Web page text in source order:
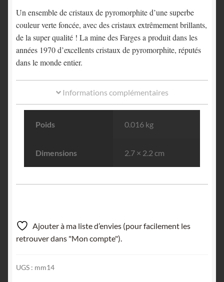
Un ensemble de cristaux de pyromorphite d’une superbe
couleur verte foncée, avec des cristaux extrêmement brillants,
de la super qualité ! La mine des Farges a produit dans les
années 1970 d’excellents cristaux de pyromorphite, réputés
dans le monde entier.
Informations complémentaires
Poids 0.016 kg
Dimensions 2.7 × 2.2 cm
Ajouter à ma liste d’envies (pour facilement les
retrouver dans "Mon compte").
UGS : mm14